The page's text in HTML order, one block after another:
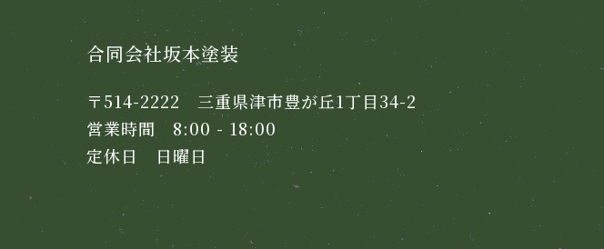
合同会社坂本塗装
〒514-2222 三重県津市豊が丘1丁目34-2
営業時間 8:00 - 18:00
定休日 日曜日